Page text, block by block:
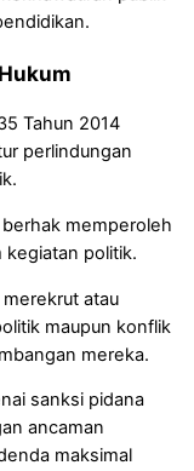
Tahun 2014
perlindungan
memperoleh
kegiatan politik.
merekrut atau
maupun konflik
mereka.
sanksi pidana
ancaman
maksimal